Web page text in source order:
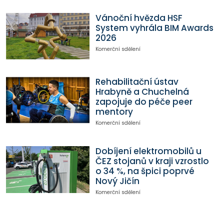
Vánoční hvězda HSF
System vyhrála BIM Awards
2026
Komerční sdělení
Rehabilitační ústav
Hrabyně a Chuchelná
zapojuje do péče peer
mentory
Komerční sdělení
Dobíjení elektromobilů u
ČEZ stojanů v kraji vzrostlo
o 34 %, na špici poprvé
Nový Jičín
Komerční sdělení